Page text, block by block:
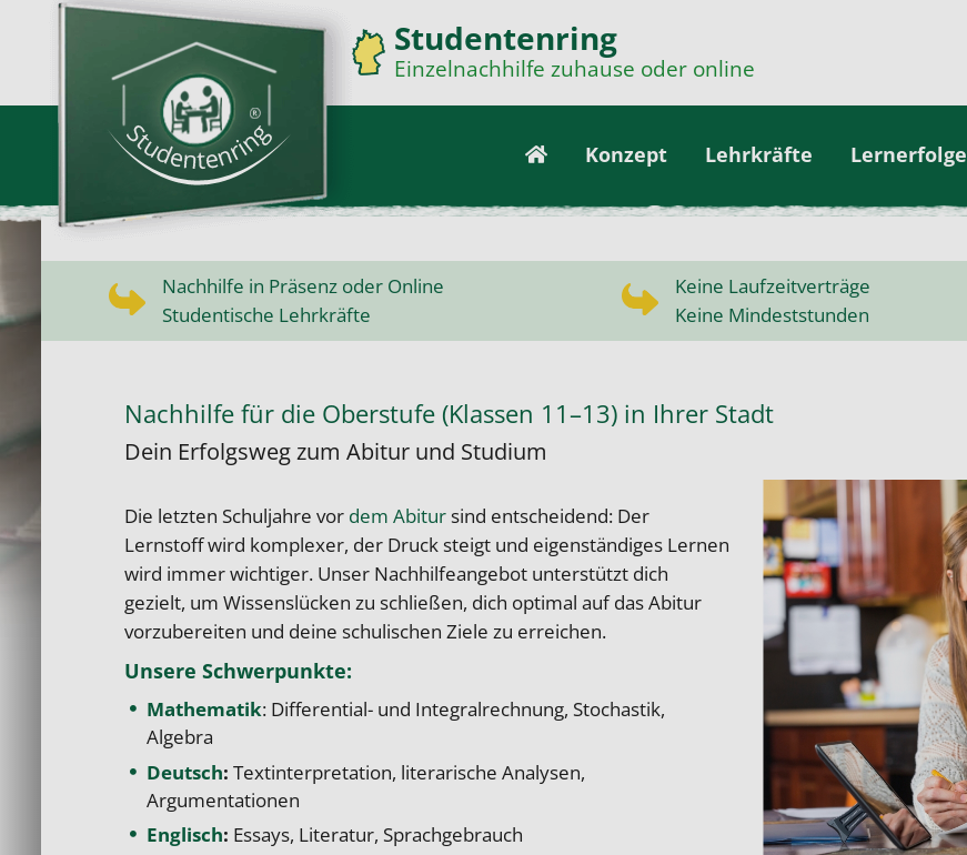
Studentenring
Einzelnachhilfe zuhause oder online
Konzept Lehrkräfte Lernerfolge
Nachhilfe in Präsenz oder Online
Studentische Lehrkräfte
Keine Laufzeitverträge
Keine Mindeststunden
Nachhilfe für die Oberstufe (Klassen 11–13) in Ihrer Stadt
Dein Erfolgsweg zum Abitur und Studium
Die letzten Schuljahre vor dem Abitur sind entscheidend: Der
Lernstoff wird komplexer, der Druck steigt und eigenständiges Lernen
wird immer wichtiger. Unser Nachhilfeangebot unterstützt dich
gezielt, um Wissenslücken zu schließen, dich optimal auf das Abitur
vorzubereiten und deine schulischen Ziele zu erreichen.
Unsere Schwerpunkte:
Mathematik: Differential- und Integralrechnung, Stochastik,
Algebra
Deutsch: Textinterpretation, literarische Analysen,
Argumentationen
Englisch: Essays, Literatur, Sprachgebrauch